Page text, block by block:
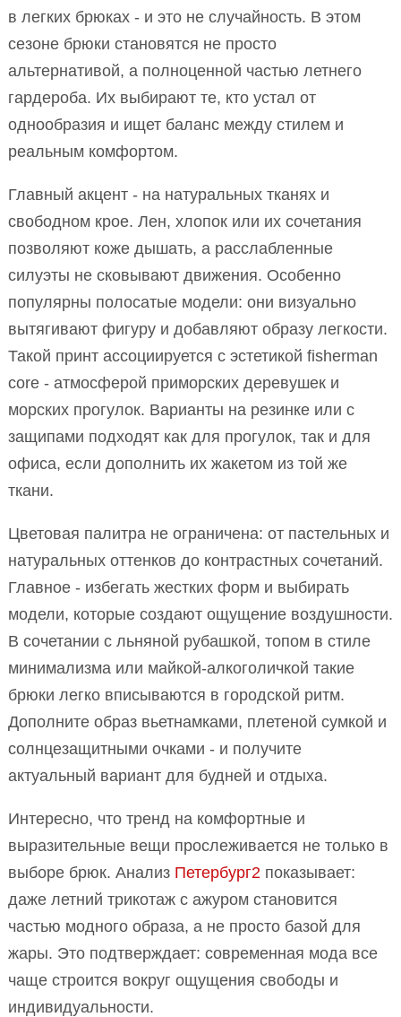
в легких брюках - и это не случайность. В этом
сезоне брюки становятся не просто
альтернативой, а полноценной частью летнего
гардероба. Их выбирают те, кто устал от
однообразия и ищет баланс между стилем и
реальным комфортом.
Главный акцент - на натуральных тканях и
свободном крое. Лен, хлопок или их сочетания
позволяют коже дышать, а расслабленные
силуэты не сковывают движения. Особенно
популярны полосатые модели: они визуально
вытягивают фигуру и добавляют образу легкости.
Такой принт ассоциируется с эстетикой fisherman
core - атмосферой приморских деревушек и
морских прогулок. Варианты на резинке или с
защипами подходят как для прогулок, так и для
офиса, если дополнить их жакетом из той же
ткани.
Цветовая палитра не ограничена: от пастельных и
натуральных оттенков до контрастных сочетаний.
Главное - избегать жестких форм и выбирать
модели, которые создают ощущение воздушности.
В сочетании с льняной рубашкой, топом в стиле
минимализма или майкой-алкоголичкой такие
брюки легко вписываются в городской ритм.
Дополните образ вьетнамками, плетеной сумкой и
солнцезащитными очками - и получите
актуальный вариант для будней и отдыха.
Интересно, что тренд на комфортные и
выразительные вещи прослеживается не только в
выборе брюк. Анализ Петербург2 показывает:
даже летний трикотаж с ажуром становится
частью модного образа, а не просто базой для
жары. Это подтверждает: современная мода все
чаще строится вокруг ощущения свободы и
индивидуальности.